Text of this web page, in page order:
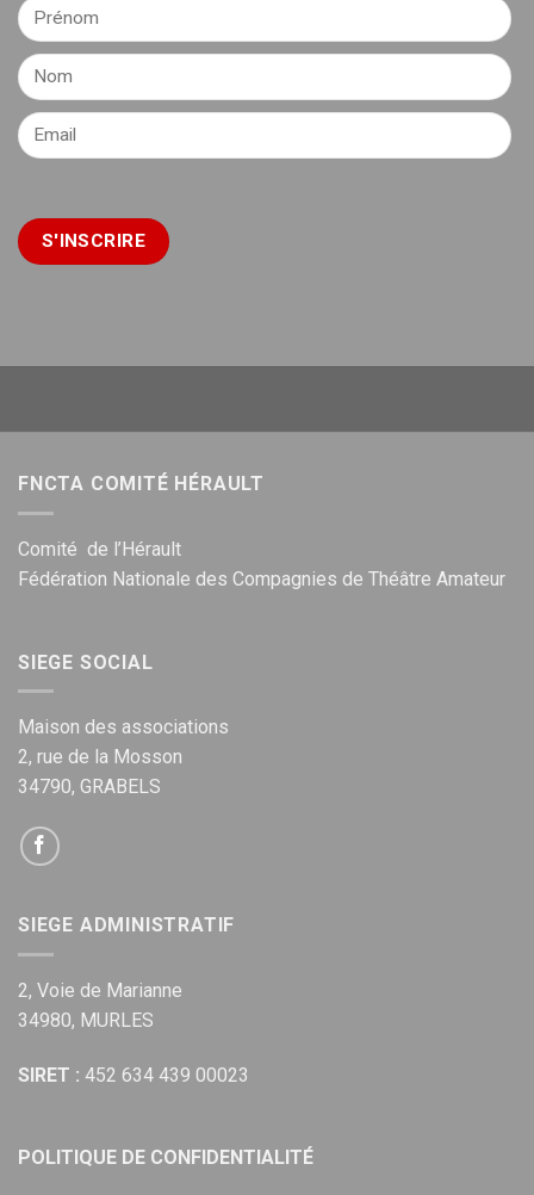
FNCTA COMITÉ HÉRAULT
Comité de l’Hérault
Fédération Nationale des Compagnies de Théâtre Amateur
SIEGE SOCIAL
Maison des associations
2, rue de la Mosson
34790, GRABELS
SIEGE ADMINISTRATIF
2, Voie de Marianne
34980, MURLES
SIRET : 452 634 439 00023
POLITIQUE DE CONFIDENTIALITÉ